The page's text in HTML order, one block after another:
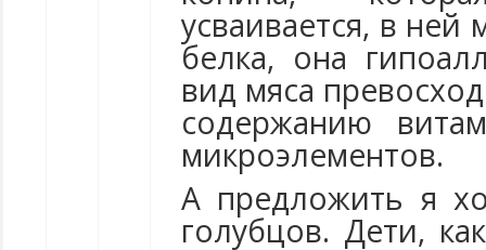
усваивается, в
белка, она
вид мяса
содержанию
микроэлементов.
А предложить я
голубцов. Дети,